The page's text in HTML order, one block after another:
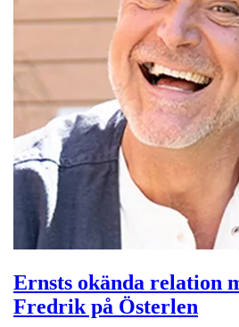
Ernsts okända relation
Fredrik på Österlen